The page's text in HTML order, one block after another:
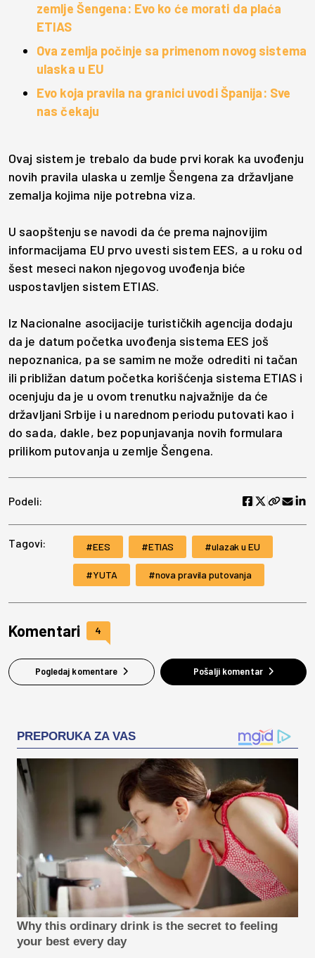
zemlje Šengena: Evo ko će morati da plaća
ETIAS
Ova zemlja počinje sa primenom novog sistema
ulaska u EU
Evo koja pravila na granici uvodi Španija: Sve
nas čekaju
Ovaj sistem je trebalo da bude prvi korak ka uvođenju
novih pravila ulaska u zemlje Šengena za državljane
zemalja kojima nije potrebna viza.
U saopštenju se navodi da će prema najnovijim
informacijama EU prvo uvesti sistem EES, a u roku od
šest meseci nakon njegovog uvođenja biće
uspostavljen sistem ETIAS.
Iz Nacionalne asocijacije turističkih agencija dodaju
da je datum početka uvođenja sistema EES još
nepoznanica, pa se samim ne može odrediti ni tačan
ili približan datum početka korišćenja sistema ETIAS i
ocenjuju da je u ovom trenutku najvažnije da će
državljani Srbije i u narednom periodu putovati kao i
do sada, dakle, bez popunjavanja novih formulara
prilikom putovanja u zemlje Šengena.
Podeli:
Tagovi: EES ETIAS ulazak u EU
YUTA nova pravila putovanja
Komentari 4
Pogledaj komentare Pošalji komentar
PREPORUKA ZA VAS
Why this ordinary drink is the secret to feeling
your best every day